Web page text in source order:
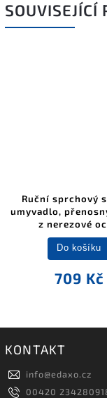
SOUVISEJÍCÍ
Ruční sprchový
umyvadlo,
z nerezové
709 Kč
Do košíku
KONTAKT
info@edaxo.cz
00420